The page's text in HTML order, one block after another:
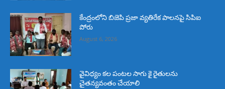
కేంద్రంలోని బిజెపి ప్రజా వ్యతిరేక పాలనపై సిపిఐ
పోరు
August 6, 2026
వైవిధ్యం కల పంటల సాగు కై రైతులను
చైతన్యవంతం చేయాలి